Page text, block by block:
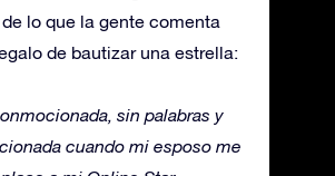
lo que la gente comenta
de bautizar una estrella:
sin palabras y
cuando mi esposo me